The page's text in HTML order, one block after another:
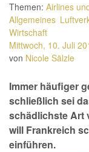
Themen: Airlines
Allgemeines
Wirtschaft
Mittwoch, 10. Juli
von Nicole Sälzle
Immer häufiger
schließlich sei
schädlichste Art
will Frankreich
einführen.